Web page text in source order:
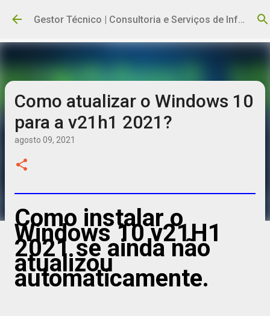
Pular para o conteúdo principal Gestor Técnico | Consultoria e Serviços de Informática
Como atualizar o Windows 10
para a v21h1 2021?
agosto 09, 2021
Como instalar o
Windows 10 v21H1
2021 se ainda não
atualizou
automaticamente.